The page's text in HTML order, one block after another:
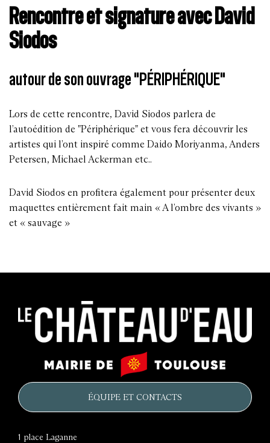
Rencontre et signature avec David
Siodos
autour de son ouvrage "PÉRIPHÉRIQUE"
Lors de cette rencontre, David Siodos parlera de
l’autoédition de "Périphérique" et vous fera découvrir les
artistes qui l’ont inspiré comme Daido Moriyanma, Anders
Petersen, Michael Ackerman etc..
David Siodos en profitera également pour présenter deux
maquettes entièrement fait main « A l’ombre des vivants »
et « sauvage »
château
d'eau
Mairie
de
ÉQUIPE ET CONTACTS
1 place Laganne